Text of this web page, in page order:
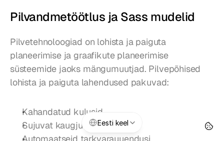
Pilvandmetöötlus ja Sass mudelid
Pilvetehnoloogiad on lohista ja paiguta
planeerimise ja graafikute planeerimise
süsteemide jaoks mängumuutjad. Pilvepõhised
lohista ja paiguta lahendused pakuvad:
Kahandatud kulusid
Sujuvat kaugjuurdepääsu
Automaatseid tarkvarauuendusi
Select Language
Eesti keel